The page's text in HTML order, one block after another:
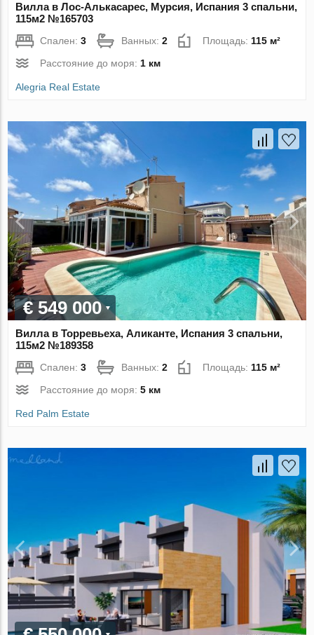
Вилла в Лос-Алькасарес, Мурсия, Испания 3 спальни,
115м2 №165703
Спален:3 Ванных:2 Площадь:115 м²
Расстояние до моря:1 км
Alegria Real Estate
€ 549 000
Вилла в Торревьеха, Аликанте, Испания 3 спальни,
115м2 №189358
Спален:3 Ванных:2 Площадь: 115 м²
Расстояние до моря:5 км
Red Palm Estate